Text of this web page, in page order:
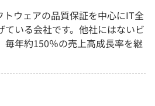
ウェアの品質保証を中心にIT全
いる会社です。他社にはないビ
毎年約150％の売上高成長率を継